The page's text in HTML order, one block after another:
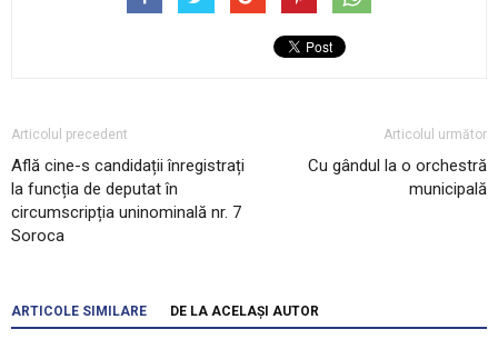
Articolul precedent
Află cine-s candidații înregistrați
la funcția de deputat în
circumscripția uninominală nr. 7
Soroca
Articolul următor
Cu gândul la o orchestră
municipală
ARTICOLE SIMILARE DE LA ACELAȘI AUTOR